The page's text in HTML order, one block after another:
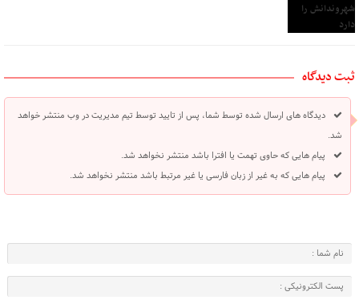
ثبت دیدگاه
دیدگاه های ارسال شده توسط شما، پس از تایید توسط تیم مدیریت در وب منتشر خواهد
شد.
پیام هایی که حاوی تهمت یا افترا باشد منتشر نخواهد شد.
پیام هایی که به غیر از زبان فارسی یا غیر مرتبط باشد منتشر نخواهد شد.